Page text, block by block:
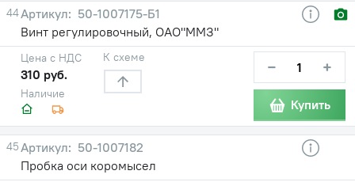
44
50-1007175-Б1
Винт регулировочный, ОАО"ММЗ"
Наличие
Цена с НДС
310 руб.
К схеме − +
Купить
45
50-1007182
Пробка оси коромысел